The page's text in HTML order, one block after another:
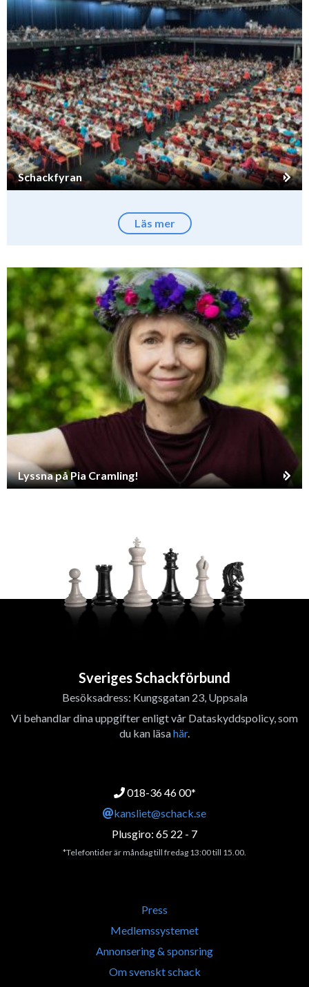
Schackfyran
Läs mer
Lyssna på Pia Cramling!
Sveriges Schackförbund
Besöksadress: Kungsgatan 23, Uppsala
Vi behandlar dina uppgifter enligt vår Dataskyddspolicy, som
du kan läsahär.
018-36 46 00*
kansliet@schack.se
Plusgiro: 65 22 - 7
*Telefontider är måndag till fredag 13:00 till 15.00.
Press
Medlemssystemet
Annonsering & sponsring
Om svenskt schack